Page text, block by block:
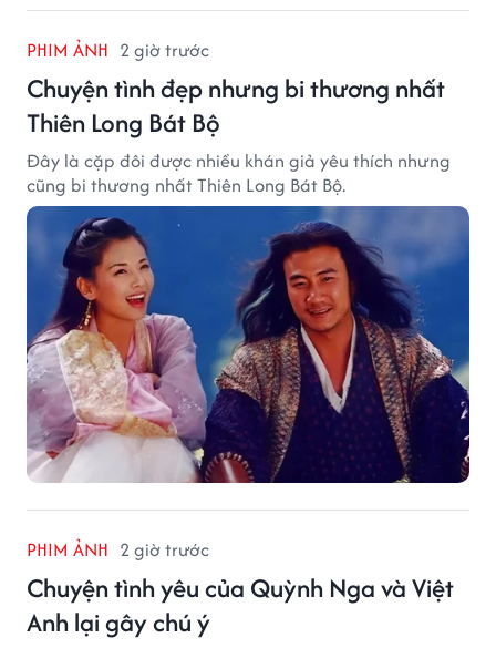
PHIM ẢNH 2 giờ trước
Chuyện tình đẹp nhưng bi thương nhất
Thiên Long Bát Bộ
Đây là cặp đôi được nhiều khán giả yêu thích nhưng
cũng bi thương nhất Thiên Long Bát Bộ.
PHIM ẢNH 2 giờ trước
Chuyện tình yêu của Quỳnh Nga và Việt
Anh lại gây chú ý